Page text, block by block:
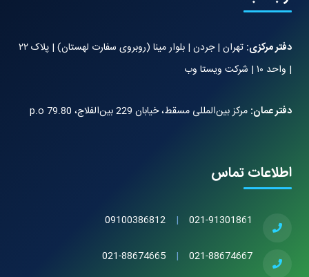
دفتر مرکزی:
تهران | جردن | بلوار مینا (روبروی سفارت لهستان) | پلاک ۲۲
| واحد ۱۰ | شرکت ویستا وب
دفتر عمان: مرکز بین‌المللی مسقط، خیابان 229 بین‌الفلاج، 79.80 p.o
اطلاعات تماس
021-91301861
|
09100386812
021-88674667
|
021-88674665